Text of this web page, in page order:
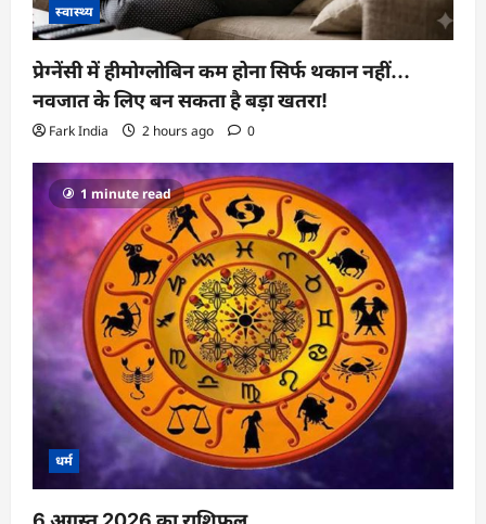
स्वास्थ्य
प्रेग्नेंसी में हीमोग्लोबिन कम होना सिर्फ थकान नहीं…
नवजात के लिए बन सकता है बड़ा खतरा!
Fark India 2 hours ago 0
1 minute read
धर्म